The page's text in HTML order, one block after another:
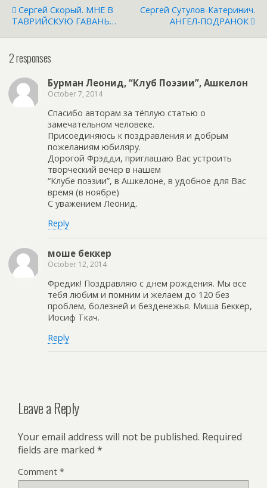
Сергей Скорый. МНЕ В
ТАВРИЙСКУЮ ГАВАНЬ…
Сергей Сутулов-Катеринич.
АНГЕЛ-ПОДРАНОК
2 responses
Бурман Леонид, “Клуб Поэзии”, Ашкелон
October 7, 2014
Спасибо авторам за тёплую статью о
замечательном человеке.
Присоединяюсь к поздравления и добрым
пожеланиям юбиляру.
Дорогой Фрэдди, приглашаю Вас устроить
творческий вечер в нашем
“Клубе поэзии”, в Ашкелоне, в удобное для Вас
время (в ноябре)
С уважением Леонид.
Reply
моше беккер
October 12, 2014
Фредик! Поздравляю с днем рождения. Мы все
тебя любим и помним и желаем до 120 без
проблем, болезней и безденежья. Миша Беккер,
Иосиф Ткач.
Reply
Leave a Reply
Your email address will not be published. Required
fields are marked *
Comment *